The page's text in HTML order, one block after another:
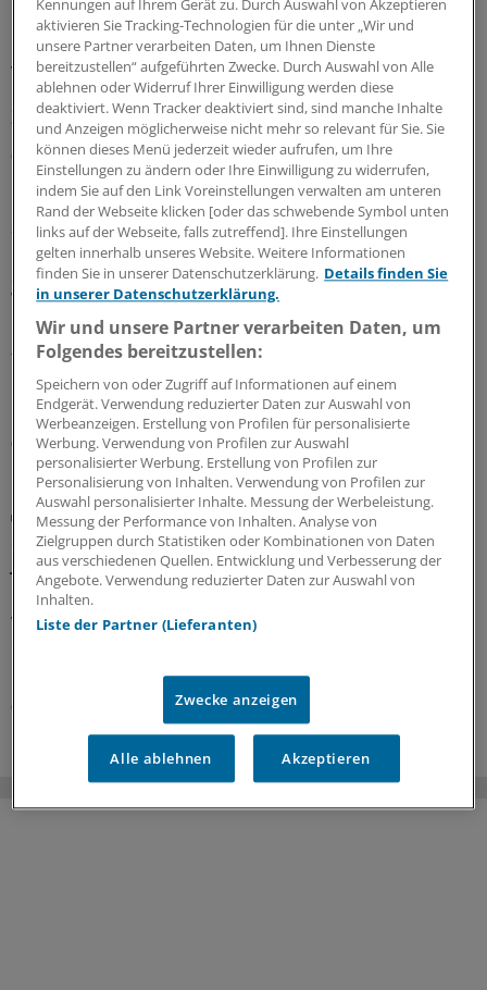
Erfolgsmodell
In nur zwölf Stunden waren die 6.000 Fahrdienste
vergeben: Der neu strukturierte ärztliche
Bereitschaftsdienst in Nordrhein wird gut angenommen.
Zuständig sind spezielle Kooperationsmediziner.
07.08.2026
Sparpaket sorgt für Unsicherheit
Praxisbesonderheiten in Zeiten des GKV-
Spargesetzes: Klarheit soll es in der kommenden
Woche geben
Ein Passus des Beitragssatzstabilisierungsgesetz sorgt
für Unruhe unter Ärztinnen und Ärzten. Stehen die
Praxisbesonderheiten auf der Kippe? Oder eher doch
nicht? Kassenärzte und Krankenkassen verhandeln.
06.08.2026
GKV-Spargesetz
Sparliste der KBV: So hoch könnten die Verluste
jeder Praxis sein
Die Kassenärztliche Bundesvereinigung hat eine Liste
vorgelegt, in der sie die möglichen finanziellen Folgen
05.08.2026
Kennungen auf Ihrem Gerät zu. Durch Auswahl von Akzeptieren
aktivieren Sie Tracking-Technologien für die unter „Wir und
unsere Partner verarbeiten Daten, um Ihnen Dienste
bereitzustellen“ aufgeführten Zwecke. Durch Auswahl von Alle
ablehnen oder Widerruf Ihrer Einwilligung werden diese
deaktiviert. Wenn Tracker deaktiviert sind, sind manche Inhalte
und Anzeigen möglicherweise nicht mehr so relevant für Sie. Sie
können dieses Menü jederzeit wieder aufrufen, um Ihre
Einstellungen zu ändern oder Ihre Einwilligung zu widerrufen,
indem Sie auf den Link Voreinstellungen verwalten am unteren
Rand der Webseite klicken [oder das schwebende Symbol unten
links auf der Webseite, falls zutreffend]. Ihre Einstellungen
gelten innerhalb unseres Website. Weitere Informationen
finden Sie in unserer Datenschutzerklärung. Details finden Sie
in unserer Datenschutzerklärung.
Wir und unsere Partner verarbeiten Daten, um
Folgendes bereitzustellen:
Speichern von oder Zugriff auf Informationen auf einem
Endgerät. Verwendung reduzierter Daten zur Auswahl von
Werbeanzeigen. Erstellung von Profilen für personalisierte
Werbung. Verwendung von Profilen zur Auswahl
personalisierter Werbung. Erstellung von Profilen zur
Personalisierung von Inhalten. Verwendung von Profilen zur
Auswahl personalisierter Inhalte. Messung der Werbeleistung.
Messung der Performance von Inhalten. Analyse von
Zielgruppen durch Statistiken oder Kombinationen von Daten
aus verschiedenen Quellen. Entwicklung und Verbesserung der
Angebote. Verwendung reduzierter Daten zur Auswahl von
Inhalten.
Liste der Partner (Lieferanten)
Zwecke anzeigen
Alle ablehnen Akzeptieren